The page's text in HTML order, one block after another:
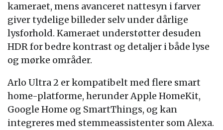
kameraet, mens avanceret nattesyn i farver
giver tydelige billeder selv under dårlige
lysforhold. Kameraet understøtter desuden
HDR for bedre kontrast og detaljer i både lyse
og mørke områder.
Arlo Ultra 2 er kompatibelt med flere smart
home-platforme, herunder Apple HomeKit,
Google Home og SmartThings, og kan
integreres med stemmeassistenter som Alexa.